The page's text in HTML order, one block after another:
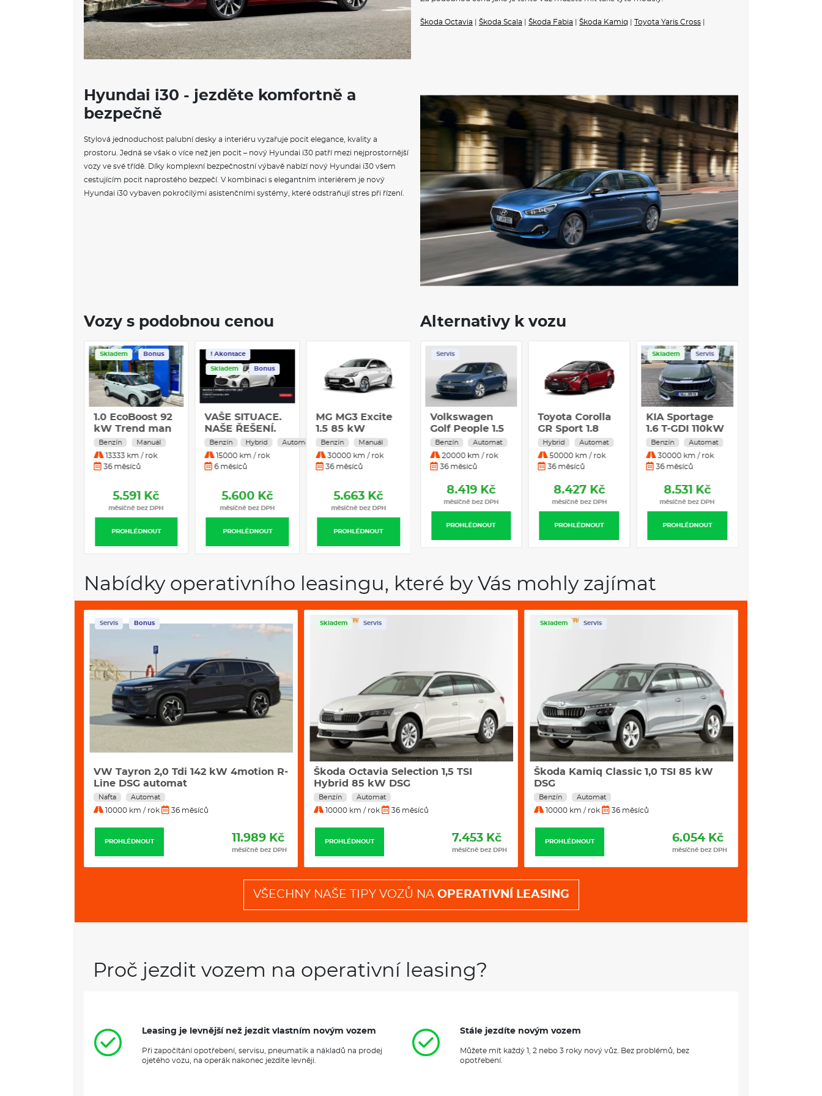
VÝBAVA:
Škoda Octavia Škoda Scala Škoda Fabia Škoda Kamiq Toyota Yaris Cross
Hyundai i30 - jezděte komfortně a
bezpečně
Stylová jednoduchost palubní desky a interiéru vyzařuje pocit elegance, kvality a
prostoru. Jedná se však o více než jen pocit – nový Hyundai i30 patří mezi nejprostornější
vozy ve své třídě. Díky komplexní bezpečnostní výbavě nabízí nový Hyundai i30 všem
cestujícím pocit naprostého bezpečí. V kombinaci s elegantním interiérem je nový
Hyundai i30 vybaven pokročilými asistenčními systémy, které odstraňují stres při řízení.
Vozy s podobnou cenou
Skladem Bonus
1.0 EcoBoost 92
kW Trend man
Benzín Manuál
13333 km / rok
36 měsíců
PROHLÉDNOUT
5.591 Kč
měsíčně bez DPH
! Akontace
Skladem Bonus
VAŠE SITUACE.
NAŠE ŘEŠENÍ.
Mazda 2 Hybrid
Centre-Line –
omezené
Benzín Hybrid Automat
15000 km / rok
6 měsíců
PROHLÉDNOUT
5.600 Kč
měsíčně bez DPH
MG MG3 Excite
1.5 85 kW
Benzín
Manuální
převodovka
Benzín Manuál
30000 km / rok
36 měsíců
PROHLÉDNOUT
5.663 Kč
měsíčně bez DPH
Alternativy k vozu
Škoda Scala
Classic 1.0 TSI
85 kW Benzín
Manuální
převodovka
Benzín Manuál
30000 km / rok
36 měsíců
7.418 Kč
Servis
Volkswagen
Golf People 1.5
TSI 85 kW
Benzín
Automatická
Benzín Automat
20000 km / rok
36 měsíců
PROHLÉDNOUT
8.419 Kč
měsíčně bez DPH
Toyota Corolla
GR Sport 1.8
Hybrid 103 kW
Hybridní
Automatická
Hybrid Automat
50000 km / rok
36 měsíců
PROHLÉDNOUT
8.427 Kč
měsíčně bez DPH
Skladem Servis
KIA Sportage
1.6 T-GDI 110kW
4x2 EXCLUSIVE
DCT automat
Benzín Automat
30000 km / rok
36 měsíců
PROHLÉDNOUT
8.531 Kč
měsíčně bez DPH
Nabídky operativního leasingu, které by Vás mohly zajímat
Servis Bonus
VW Tayron 2,0 Tdi 142 kW 4motion R-
Line DSG automat
Nafta Automat
10000 km / rok 36 měsíců
PROHLÉDNOUT 11.989 Kč
měsíčně bez DPH
Skladem Servis
Škoda Octavia Selection 1,5 TSI
Hybrid 85 kW DSG
Benzín Automat
10000 km / rok 36 měsíců
PROHLÉDNOUT 7.453 Kč
měsíčně bez DPH
Skladem Servis
Škoda Kamiq Classic 1,0 TSI 85 kW
DSG
Benzín Automat
10000 km / rok 36 měsíců
PROHLÉDNOUT 6.054 Kč
měsíčně bez DPH
VŠECHNY NAŠE TIPY VOZŮ NA OPERATIVNÍ LEASING
Proč jezdit vozem na operativní leasing?
Leasing je levnější než jezdit vlastním novým vozem
Při započítání opotřebení, servisu, pneumatik a nákladů na prodej
ojetého vozu, na operák nakonec jezdíte levněji.
Stále jezdíte novým vozem
Můžete mít každý 1, 2 nebo 3 roky nový vůz. Bez problémů, bez
opotřebení.